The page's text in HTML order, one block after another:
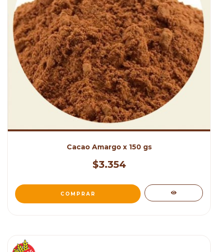
Cacao Amargo x 150 gs
$3.354